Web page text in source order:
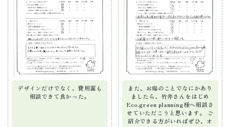
デザインだけでなく、費用面も
相談できて良かった。
また、お庭のことでなにかあり
ましたら、竹井さんをはじめ
Eco.green planning様へ相談さ
せていただこうと思います。 ご
紹介できる方がいればぜひ、オ